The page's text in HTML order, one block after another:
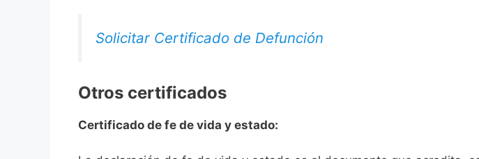
Solicitar Certificado de Defunción
Otros certificados
Certificado de fe de vida y estado: